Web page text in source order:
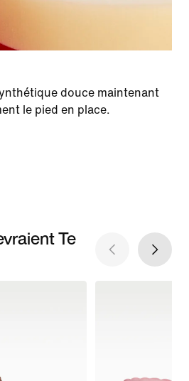
douce maintenant
le pied en place.
Te